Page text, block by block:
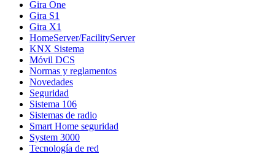
Gira One
Gira S1
Gira X1
HomeServer/FacilityServer
KNX Sistema
Móvil DCS
Normas y reglamentos
Novedades
Seguridad
Sistema 106
Sistemas de radio
Smart Home seguridad
System 3000
Tecnología de red